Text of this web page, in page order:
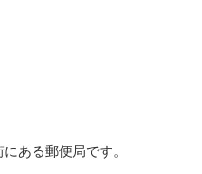
ある郵便局です。